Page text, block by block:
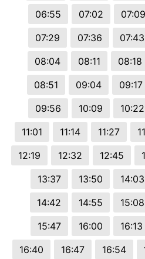
06:55 07:02 07:09
07:29
07:36 07:43
08:04
08:11 08:18
08:51
09:04 09:17
09:56
10:09 10:22
11:01
11:14 11:27
12:19
12:32 12:45
13:37
13:50 14:03
14:42
14:55 15:08
15:47
16:00 16:13
16:40
16:47 16:54